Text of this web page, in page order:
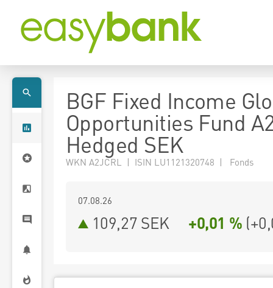
BGF Fixed Income
Opportunities Fund
Hedged SEK
WKN A2JCRL | ISIN LU1121320748 | Fonds
07.08.26
109,27 SEK +0,01 % (